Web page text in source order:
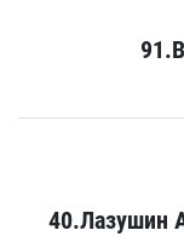
40.Лазушин